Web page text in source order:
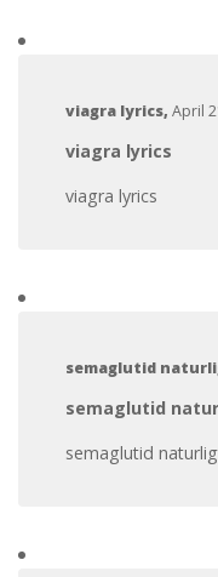
viagra lyrics,April
viagra lyrics
viagra lyrics
semaglutid
semaglutid
semaglutid